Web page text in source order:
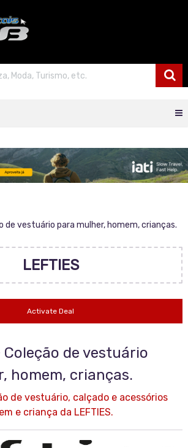
de vestuário para mulher, homem, crianças.
LEFTIES
Activate Deal
Coleção de vestuário
homem, crianças.
de vestuário, calçado e acessórios
e criança da LEFTIES.